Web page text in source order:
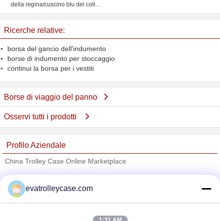
della regina/cuscino blu del collo
Ricerche relative:
borsa del gancio dell'indumento
borse di indumento per stoccaggio
continui la borsa per i vestiti
Borse di viaggio del panno
Osservi tutti i prodotti
Profilo Aziendale
China Trolley Case Online Marketplace
Fornitori Verified
Trust Seal
Verified Suplier
evatrolleycase.com